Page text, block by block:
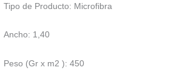
Tipo de Producto: Microfibra
Ancho: 1,40
Peso (Gr x m2 ): 450